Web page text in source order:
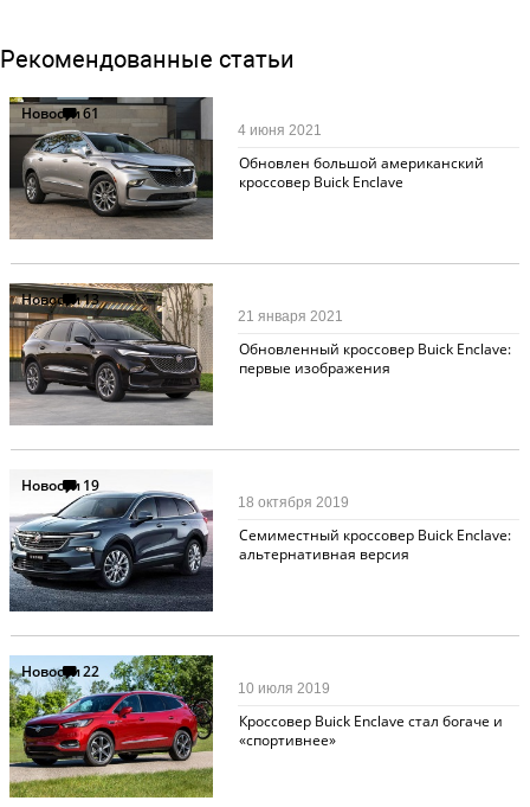
Рекомендованные статьи
Новости61
Обновлен большой американский
кроссовер Buick Enclave
4 июня 2021
Новости13
Обновленный кроссовер Buick Enclave:
первые изображения
21 января 2021
Новости19
Семиместный кроссовер Buick Enclave:
альтернативная версия
18 октября 2019
Новости22
Кроссовер Buick Enclave стал богаче и
«спортивнее»
10 июля 2019